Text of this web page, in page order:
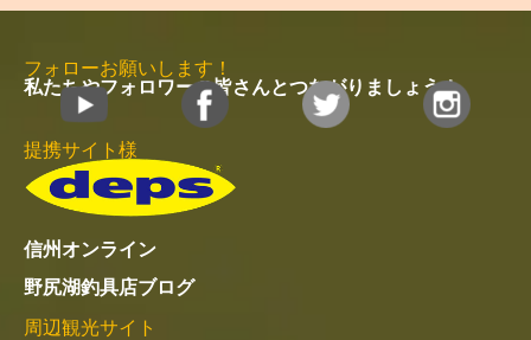
フォローお願いします！
私たちやフォロワーの皆さんとつながりましょう！
提携サイト様
信州オンライン
野尻湖釣具店ブログ
周辺観光サイト